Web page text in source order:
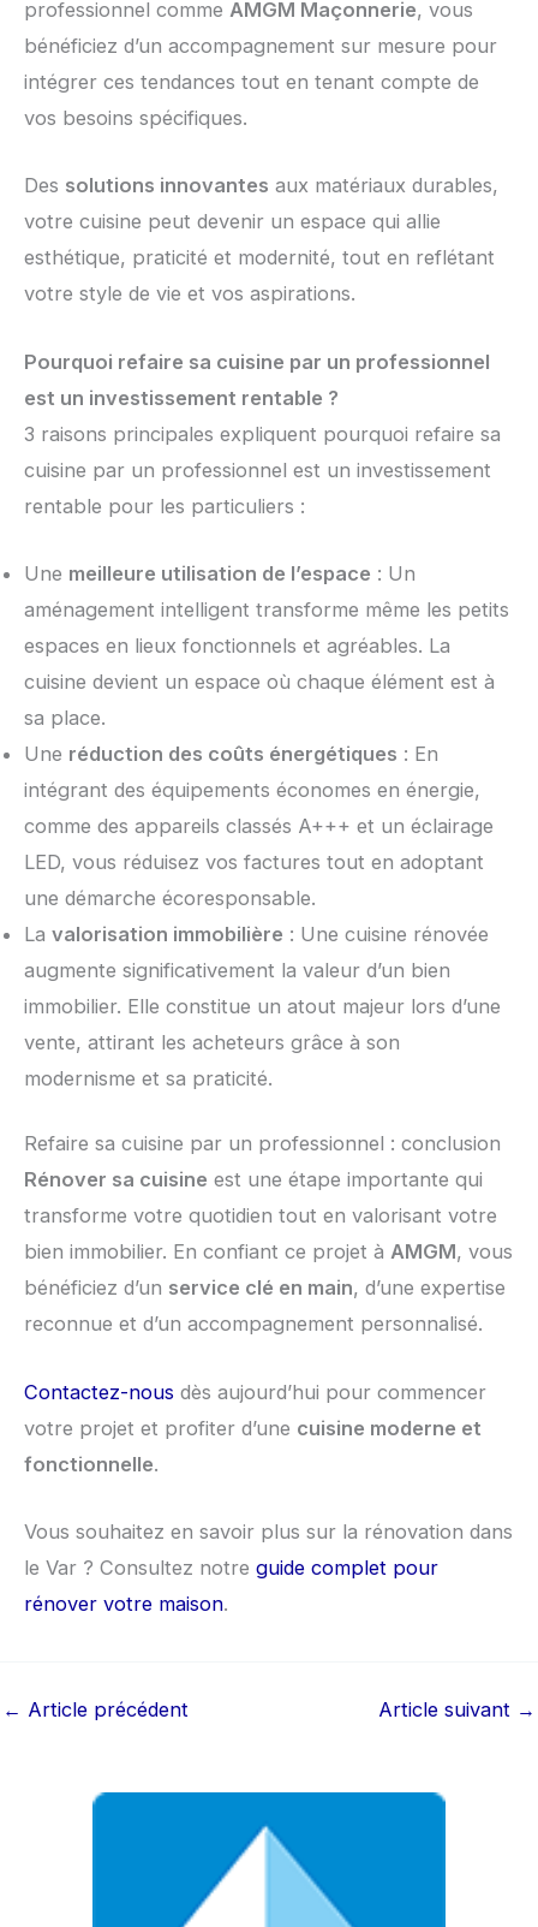
professionnel comme AMGM Maçonnerie, vous
bénéficiez d’un accompagnement sur mesure pour
intégrer ces tendances tout en tenant compte de
vos besoins spécifiques.
Des solutions innovantes aux matériaux durables,
votre cuisine peut devenir un espace qui allie
esthétique, praticité et modernité, tout en reflétant
votre style de vie et vos aspirations.
Pourquoi refaire sa cuisine par un professionnel
est un investissement rentable ?
3 raisons principales expliquent pourquoi refaire sa
cuisine par un professionnel est un investissement
rentable pour les particuliers :
Une meilleure utilisation de l’espace : Un
aménagement intelligent transforme même les petits
espaces en lieux fonctionnels et agréables. La
cuisine devient un espace où chaque élément est à
sa place.
Une réduction des coûts énergétiques : En
intégrant des équipements économes en énergie,
comme des appareils classés A+++ et un éclairage
LED, vous réduisez vos factures tout en adoptant
une démarche écoresponsable.
La valorisation immobilière : Une cuisine rénovée
augmente significativement la valeur d’un bien
immobilier. Elle constitue un atout majeur lors d’une
vente, attirant les acheteurs grâce à son
modernisme et sa praticité.
Refaire sa cuisine par un professionnel : conclusion
Rénover sa cuisine est une étape importante qui
transforme votre quotidien tout en valorisant votre
bien immobilier. En confiant ce projet à AMGM, vous
bénéficiez d’un service clé en main, d’une expertise
reconnue et d’un accompagnement personnalisé.
Contactez-nous dès aujourd’hui pour commencer
votre projet et profiter d’une cuisine moderne et
fonctionnelle.
Vous souhaitez en savoir plus sur la rénovation dans
le Var ? Consultez notre guide complet pour
rénover votre maison.
← Article précédent Article suivant →